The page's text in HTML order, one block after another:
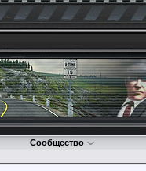
Сообщество